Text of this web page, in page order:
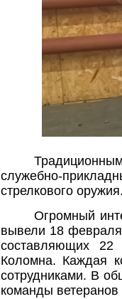
служебно-
стрелкового
Огромный
вывели 18 февраля
составляющих 22
Коломна. Каждая
сотрудниками. В
команды